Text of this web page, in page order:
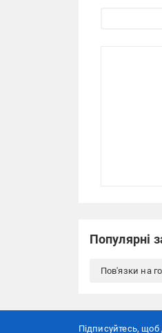
Популярні
Пов'язки на
Підписуйтесь,